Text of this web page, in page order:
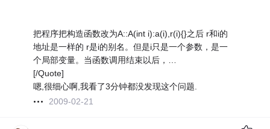
把程序把构造函数改为A::A(int i):a(i),r(i){}之后 r和i的
地址是一样的 r是i的别名。但是i只是一个参数，是一
个局部变量。当函数调用结束以后，…
[/Quote]
嗯,很细心啊,我看了3分钟都没发现这个问题.
2009-02-21